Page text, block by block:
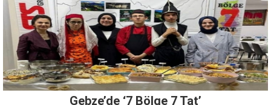
Gebze’de ‘7 Bölge 7 Tat’